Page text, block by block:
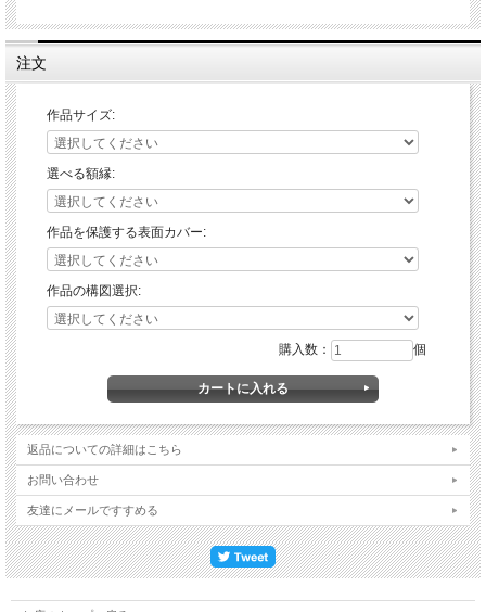
注文
作品サイズ:
選べる額縁:
作品を保護する表面カバー:
作品の構図選択:
購入数： 個
返品についての詳細はこちら
お問い合わせ
友達にメールですすめる